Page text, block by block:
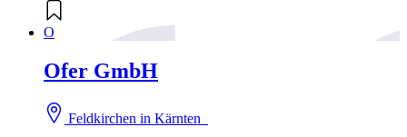
O
Ofer GmbH
Feldkirchen in Kärnten